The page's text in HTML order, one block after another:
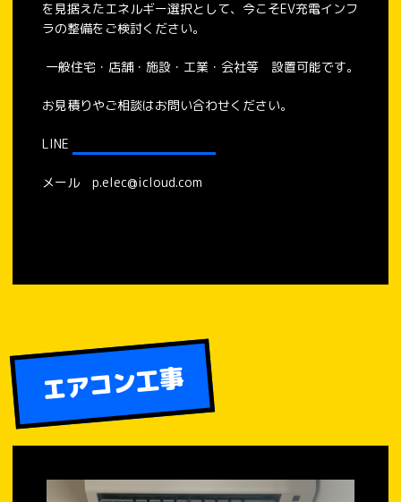
を見据えたエネルギー選択として、今こそEV充電インフ
ラの整備をご検討ください。
一般住宅・店舗・施設・工業・会社等 設置可能です。
お見積りやご相談はお問い合わせください。
LINE
メール p.elec@icloud.com
エアコン工事